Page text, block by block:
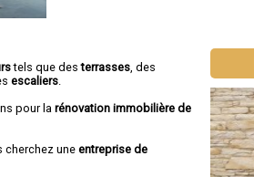
tels que desterrasses , des
escaliers
pour la rénovation immobilière de
cherchez une entreprise de